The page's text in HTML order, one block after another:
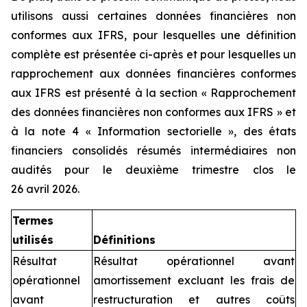
utilisons aussi certaines données financières non
conformes aux IFRS, pour lesquelles une définition
complète est présentée ci-après et pour lesquelles un
rapprochement aux données financières conformes
aux IFRS est présenté à la section « Rapprochement
des données financières non conformes aux IFRS » et
à la note 4 « Information sectorielle », des états
financiers consolidés résumés intermédiaires non
audités pour le deuxième trimestre clos le
26 avril 2026.
Termes
utilisés
Définitions
Résultat
opérationnel
avant
Résultat opérationnel avant
amortissement excluant les frais de
restructuration et autres coûts